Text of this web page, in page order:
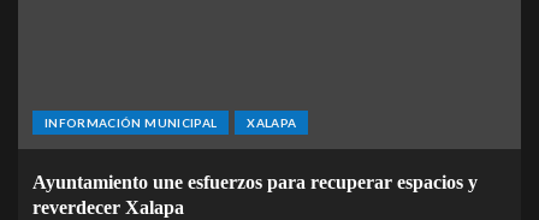
INFORMACIÓN MUNICIPAL XALAPA
Ayuntamiento une esfuerzos para recuperar espacios y
reverdecer Xalapa